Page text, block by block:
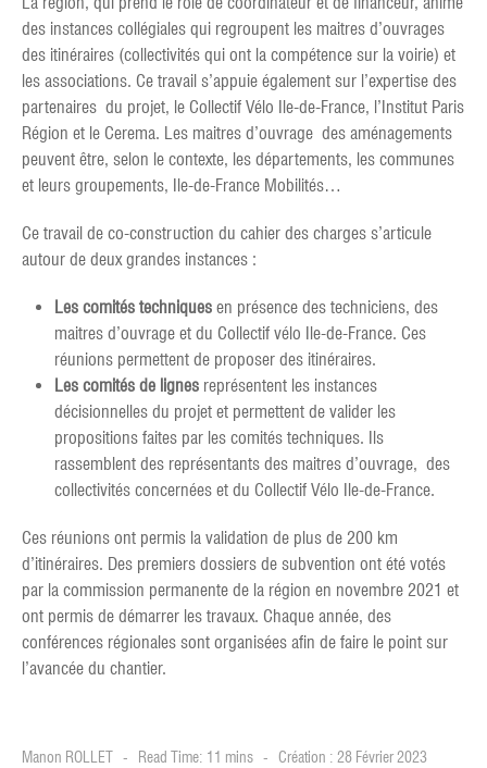
des instances collégiales qui regroupent les maitres d’ouvrages
des itinéraires (collectivités qui ont la compétence sur la voirie) et
les associations. Ce travail s’appuie également sur l’expertise des
partenaires du projet, le Collectif Vélo Ile-de-France, l’Institut Paris
Région et le Cerema. Les maitres d’ouvrage des aménagements
peuvent être, selon le contexte, les départements, les communes
et leurs groupements, Ile-de-France Mobilités…
Ce travail de co-construction du cahier des charges s’articule
autour de deux grandes instances :
Les comités techniques en présence des techniciens, des
maitres d’ouvrage et du Collectif vélo Ile-de-France. Ces
réunions permettent de proposer des itinéraires.
Les comités de lignes représentent les instances
décisionnelles du projet et permettent de valider les
propositions faites par les comités techniques. Ils
rassemblent des représentants des maitres d’ouvrage, des
collectivités concernées et du Collectif Vélo Ile-de-France.
Ces réunions ont permis la validation de plus de 200 km
d’itinéraires. Des premiers dossiers de subvention ont été votés
par la commission permanente de la région en novembre 2021 et
ont permis de démarrer les travaux. Chaque année, des
conférences régionales sont organisées afin de faire le point sur
l’avancée du chantier.
Manon ROLLET Read Time: 11 mins Création : 28 Février 2023